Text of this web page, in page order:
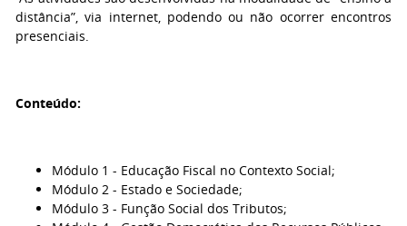
distância”, via internet, podendo ou não ocorrer encontros
presenciais.
Conteúdo:
Módulo 1 - Educação Fiscal no Contexto Social;
Módulo 2 - Estado e Sociedade;
Módulo 3 - Função Social dos Tributos;